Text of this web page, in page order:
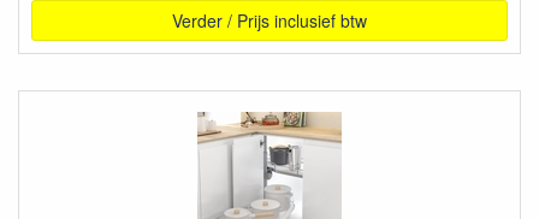
Verder / Prijs inclusief btw